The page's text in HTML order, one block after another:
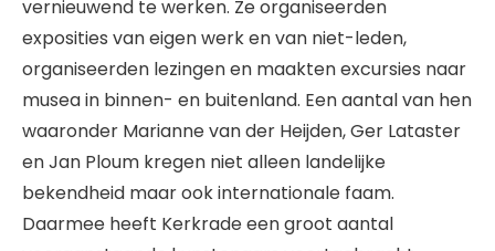
vernieuwend te werken. Ze organiseerden
exposities van eigen werk en van niet-leden,
organiseerden lezingen en maakten excursies naar
musea in binnen- en buitenland. Een aantal van hen
waaronder Marianne van der Heijden, Ger Lataster
en Jan Ploum kregen niet alleen landelijke
bekendheid maar ook internationale faam.
Daarmee heeft Kerkrade een groot aantal